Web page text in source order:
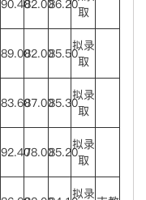
90.4082.0086.20取
89.0082.0085.50拟录
取
83.6087.0085.30拟录
取
92.4078.0085.20拟录
取
拟录